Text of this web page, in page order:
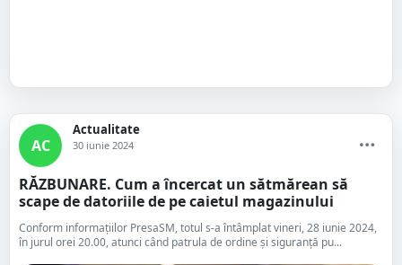
AC
Actualitate
30 iunie 2024
RĂZBUNARE. Cum a încercat un sătmărean să
scape de datoriile de pe caietul magazinului
Conform informațiilor PresaSM, totul s-a întâmplat vineri, 28 iunie 2024,
în jurul orei 20.00, atunci când patrula de ordine și siguranță pu...